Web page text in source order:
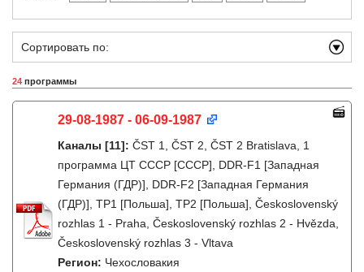
Сортировать по:
24 программы
29-08-1987 - 06-09-1987
Каналы [11]: ČST 1, ČST 2, ČST 2 Bratislava, 1
программа ЦТ СССР [СССР], DDR-F1 [Западная
Германия (ГДР)], DDR-F2 [Западная Германия
(ГДР)], TP1 [Польша], TP2 [Польша], Československý
rozhlas 1 - Praha, Československý rozhlas 2 - Hvězda,
Československý rozhlas 3 - Vltava
Регион: Чехословакия